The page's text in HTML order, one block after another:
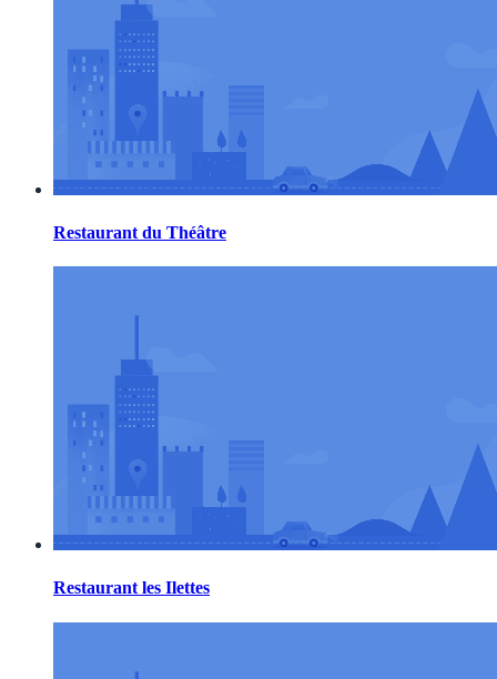
Restaurant du Théâtre
Restaurant les Ilettes